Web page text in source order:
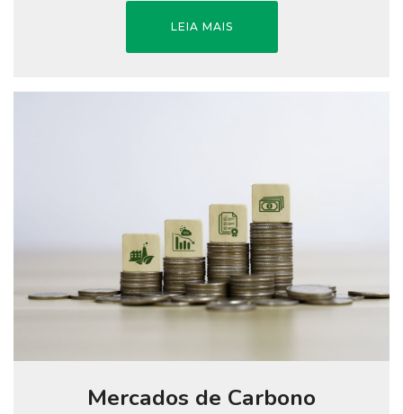
LEIA MAIS
Mercados de Carbono